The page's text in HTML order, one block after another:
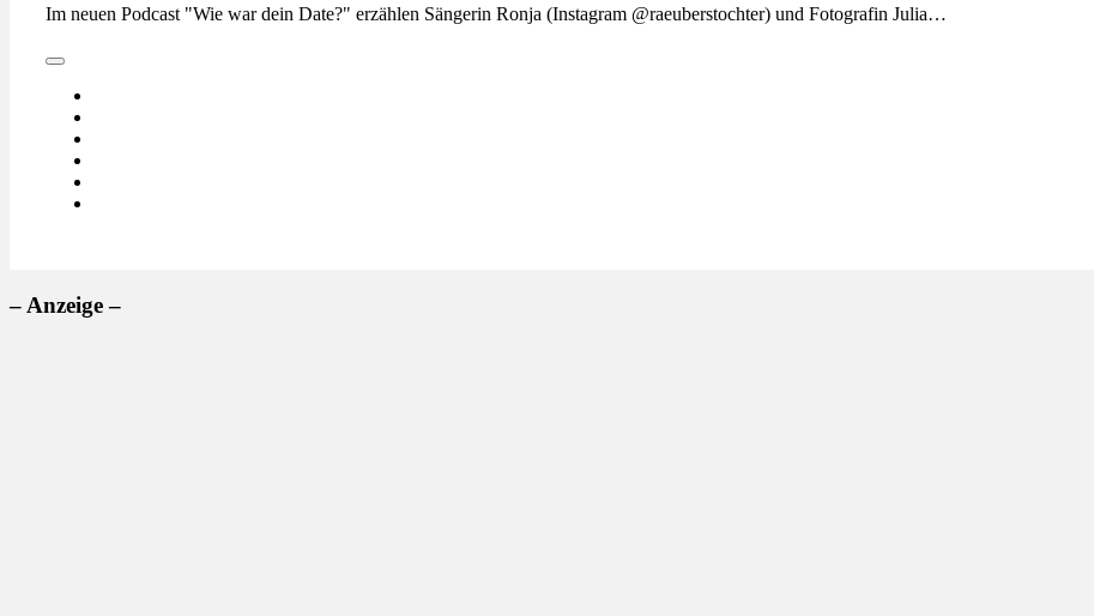
Im neuen Podcast "Wie war dein Date?" erzählen Sängerin Ronja (Instagram @raeuberstochter) und Fotografin Julia…
– Anzeige –